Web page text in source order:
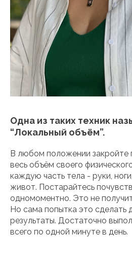
Одна из таких техник
“Локальный объём”.
В любом положении закройте
весь объём своего
каждую часть тела - руки,
живот. Постарайтесь
одномоментно. Это не
Но сама попытка это сделать
результаты. Достаточно
всего по одной минуте в день.